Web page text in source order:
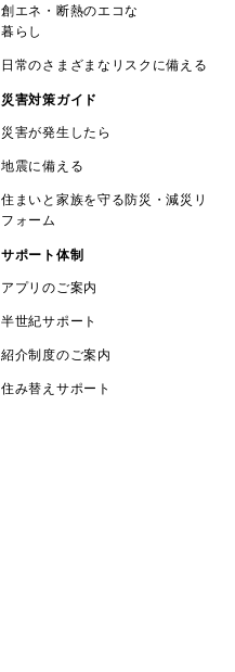
創エネ・断熱のエコな
暮らし
日常のさまざまなリスクに備える
災害対策ガイド
災害が発生したら
地震に備える
住まいと家族を守る防災・減災リ
フォーム
サポート体制
アプリのご案内
半世紀サポート
紹介制度のご案内
住み替えサポート